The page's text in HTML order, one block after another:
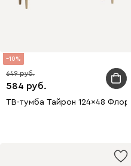
10
584
649
ТВ-тумба Тайрон 124x48 Флори